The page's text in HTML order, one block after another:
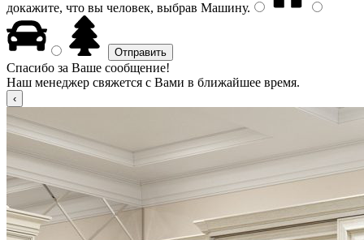
докажите, что вы человек, выбрав Машину.
Спасибо за Ваше сообщение!
Наш менеджер свяжется с Вами в ближайшее время.